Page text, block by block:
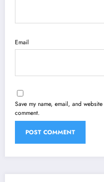
Email
Save my name, email, and
comment.